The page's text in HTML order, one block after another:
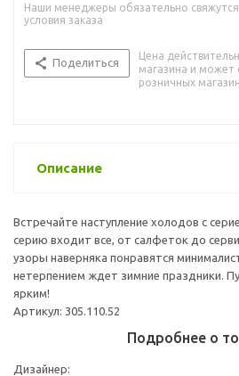
Наши менеджеры обязательно
условия заказа
Поделиться
Цена
магазина и может
розничных
Описание
Встречайте наступление холодов с
серию входит все, от салфеток до
узоры наверняка понравятся
нетерпением ждет зимние праздники.
ярким!
Артикул: 305.110.52
Подробнее о
Дизайнер: